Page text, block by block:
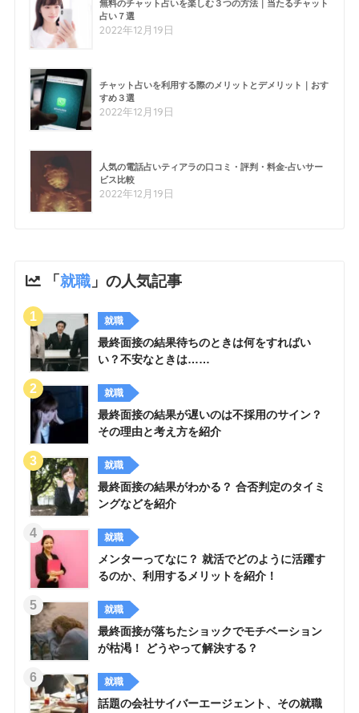
無料のチャット占いを楽しむ３つの方法｜当たるチャット
占い７選
2022年12月19日
チャット占いを利用する際のメリットとデメリット｜おす
すめ３選
2022年12月19日
人気の電話占いティアラの口コミ・評判・料金-占いサー
ビス比較
2022年12月19日
「就職」の人気記事
就職
最終面接の結果待ちのときは何をすればい
い？不安なときは……
就職
最終面接の結果が遅いのは不採用のサイン？
その理由と考え方を紹介
就職
最終面接の結果がわかる？ 合否判定のタイミ
ングなどを紹介
就職
メンターってなに？ 就活でどのように活躍す
るのか、利用するメリットを紹介！
就職
最終面接が落ちたショックでモチベーション
が枯渇！ どうやって解決する？
就職
話題の会社サイバーエージェント、その就職